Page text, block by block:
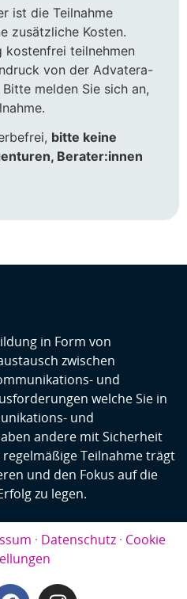
ist die Teilnahme
zusätzliche Kosten.
kostenfrei teilnehmen
von der Advatera-
melden Sie sich an,
bitte keine
Berater:innen
in Form von
zwischen
und
welche Sie in
und
andere mit Sicherheit
Teilnahme trägt
und den Fokus auf die
zu legen.
· Datenschutz· Cookie